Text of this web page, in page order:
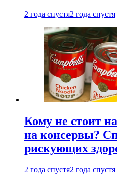
2 года спустя2 года спустя
Кому не стоит
на консервы?
рискующих
2 года спустя2 года спустя